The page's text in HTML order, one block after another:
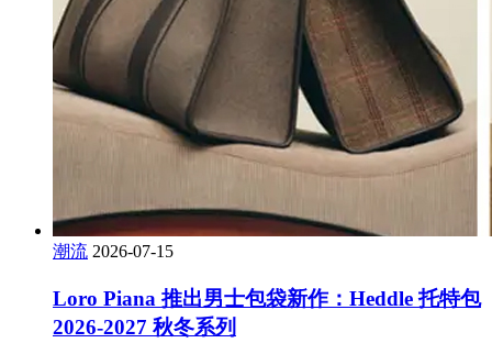
潮流 2026-07-15
Loro Piana 推出男士包袋新作：Heddle 托特包
2026-2027 秋冬系列